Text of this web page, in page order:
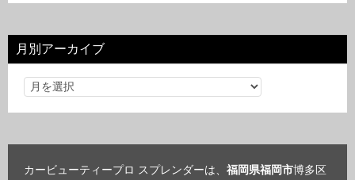
リ
ー
月別アーカイブ
カービューティープロ スプレンダーは、 福岡県福岡市博多区